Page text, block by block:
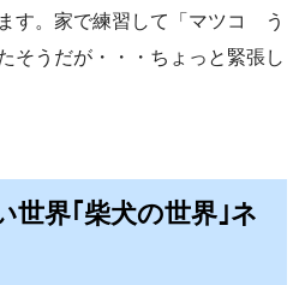
す。家で練習して「マツコ う
そうだが・・・ちょっと緊張し
世界｢柴犬の世界｣ネ